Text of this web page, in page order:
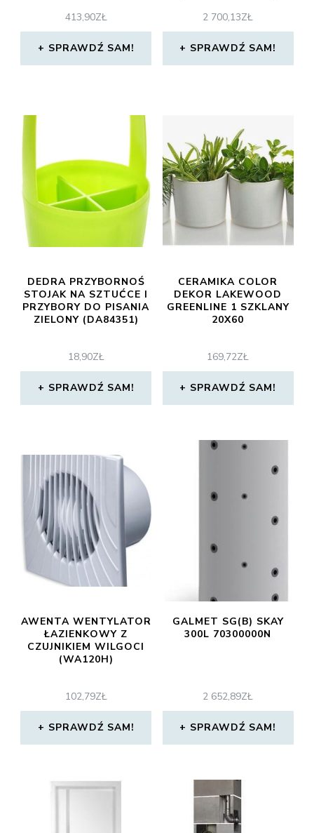
413,90ZŁ
SPRAWDŹ SAM!
2 700,13ZŁ
SPRAWDŹ SAM!
DEDRA PRZYBORNOŚ
STOJAK NA SZTUĆCE I
PRZYBORY DO PISANIA
ZIELONY (DA84351)
18,90ZŁ
SPRAWDŹ SAM!
CERAMIKA COLOR
DEKOR LAKEWOOD
GREENLINE 1 SZKLANY
20X60
169,72ZŁ
SPRAWDŹ SAM!
AWENTA WENTYLATOR
ŁAZIENKOWY Z
CZUJNIKIEM WILGOCI
(WA120H)
102,79ZŁ
SPRAWDŹ SAM!
GALMET SG(B) SKAY
300L 70300000N
2 652,89ZŁ
SPRAWDŹ SAM!